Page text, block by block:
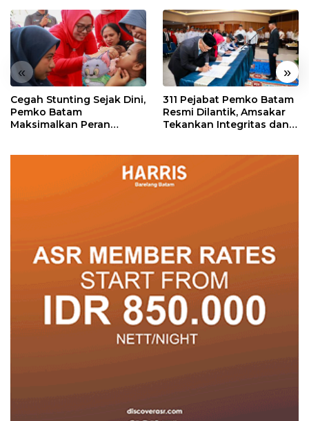
« »
Cegah Stunting Sejak Dini,
Pemko Batam
Maksimalkan Peran
311 Pejabat Pemko Batam
Resmi Dilantik, Amsakar
Tekankan Integritas dan